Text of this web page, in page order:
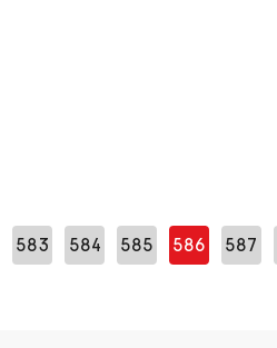
583 584 585 586 587